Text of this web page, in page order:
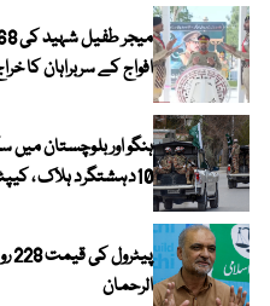
افواج کے سربراہان کا
ہنگو اور بلوچستان میں
10دہشتگرد ہلاک ، کیپٹن شہید
الرحمان